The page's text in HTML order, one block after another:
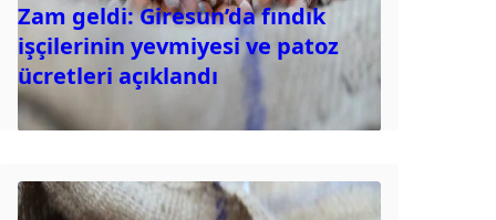
Zam geldi: Giresun’da fındık
işçilerinin yevmiyesi ve patoz
ücretleri açıklandı